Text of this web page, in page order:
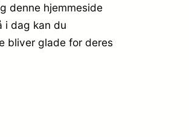
denne hjemmeside
i dag kan du
bliver glade for deres